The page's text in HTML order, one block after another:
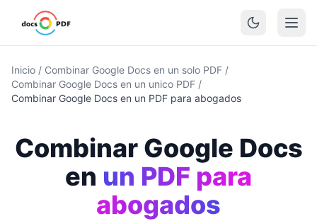
Inicio / Combinar Google Docs en un solo PDF /
Combinar Google Docs en un unico PDF /
Combinar Google Docs en un PDF para abogados
Combinar Google Docs
en un PDF para
abogados